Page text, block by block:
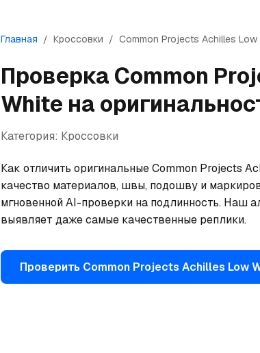
Главная / Кроссовки / Common Projects Achilles Low
Проверка Common
White на
Категория: Кроссовки
Как отличить оригинальные Common Projects
качество материалов, швы, подошву и
мгновенной AI-проверки на подлинность. Наш
выявляет даже самые качественные реплики.
Проверить Common Projects Achilles Low